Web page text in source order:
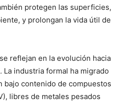
protegen las superficies,
y prolongan la vida útil de
reflejan en la evolución hacia
La industria formal ha migrado
bajo contenido de compuestos
libres de metales pesados